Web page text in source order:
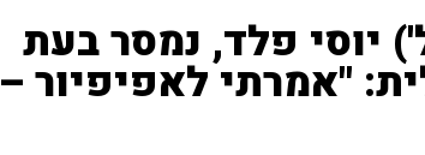
יוסי פלד, נמסר בעת
"אמרתי לאפיפיור –